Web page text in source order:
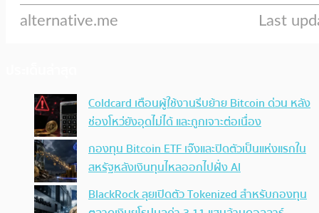
Coldcard เตือนผู้ใช้งานรีบย้าย Bitcoin ด่วน หลัง
ช่องโหว่ยังอุดไม่ได้ และถูกเจาะต่อเนื่อง
กองทุน Bitcoin ETF เจ๊งและปิดตัวเป็นแห่งแรกใน
สหรัฐหลังเงินทุนไหลออกไปฝั่ง AI
BlackRock ลุยเปิดตัว Tokenized สำหรับกองทุน